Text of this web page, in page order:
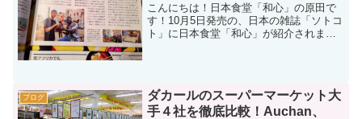
こんにちは！日本食堂「和心」の原田で
す！10月5日発売の、日本の雑誌「ソトコ
ト」に日本食堂「和心」が紹介されまし
ブログ
ダカールのスーパーマーケット大
手４社を徹底比較！Auchan、